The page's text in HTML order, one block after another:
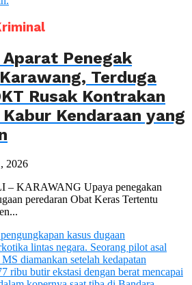
Penegak
Terduga
Rusak Kontrakan
Kendaraan yang
2026
– KARAWANG Upaya penegakan
peredaran Obat Keras Tertentu